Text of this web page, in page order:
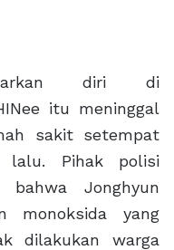
diri di
itu meninggal
sakit setempat
lalu. Pihak polisi
bahwa Jonghyun
monoksida yang
dilakukan warga